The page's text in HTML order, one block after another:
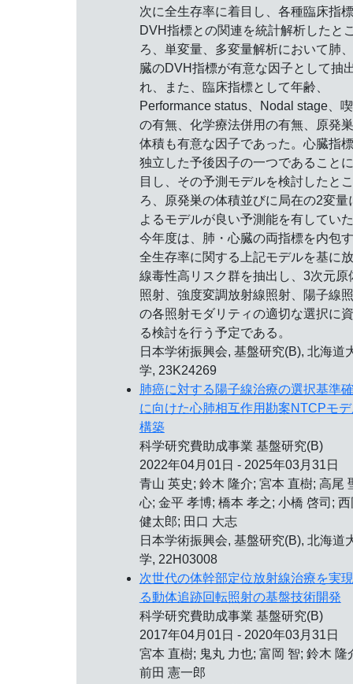
次に全生存率に着目し、各種臨床指
DVH指標との関連を統計解析したと
ろ、単変量、多変量解析において肺
臓のDVH指標が有意な因子として抽
れ、また、臨床指標として年齢、
Performance status、Nodal stage、
の有無、化学療法併用の有無、原発
体積も有意な因子であった。心臓指
独立した予後因子の一つであること
目し、その予測モデルを検討したとこ
ろ、原発巣の体積並びに局在の2変量
よるモデルが良い予測能を有してい
今年度は、肺・心臓の両指標を内包
全生存率に関する上記モデルを基に
線毒性高リスク群を抽出し、3次元原
照射、強度変調放射線照射、陽子線
の各照射モダリティの適切な選択に
る検討を行う予定である。
日本学術振興会, 基盤研究(B), 北海道
学, 23K24269
肺癌に対する陽子線治療の選択基準
に向けた心肺相互作用勘案NTCPモ
構築
科学研究費助成事業 基盤研究(B)
2022年04月01日 - 2025年03月31日
青山 英史; 鈴木 隆介; 宮本 直樹; 高尾
心; 金平 孝博; 橋本 孝之; 小橋 啓司; 西
健太郎; 田口 大志
日本学術振興会, 基盤研究(B), 北海道
学, 22H03008
次世代の体幹部定位放射線治療を実
る動体追跡回転照射の基盤技術開発
科学研究費助成事業 基盤研究(B)
2017年04月01日 - 2020年03月31日
宮本 直樹; 鬼丸 力也; 富岡 智; 鈴木 隆
前田 憲一郎